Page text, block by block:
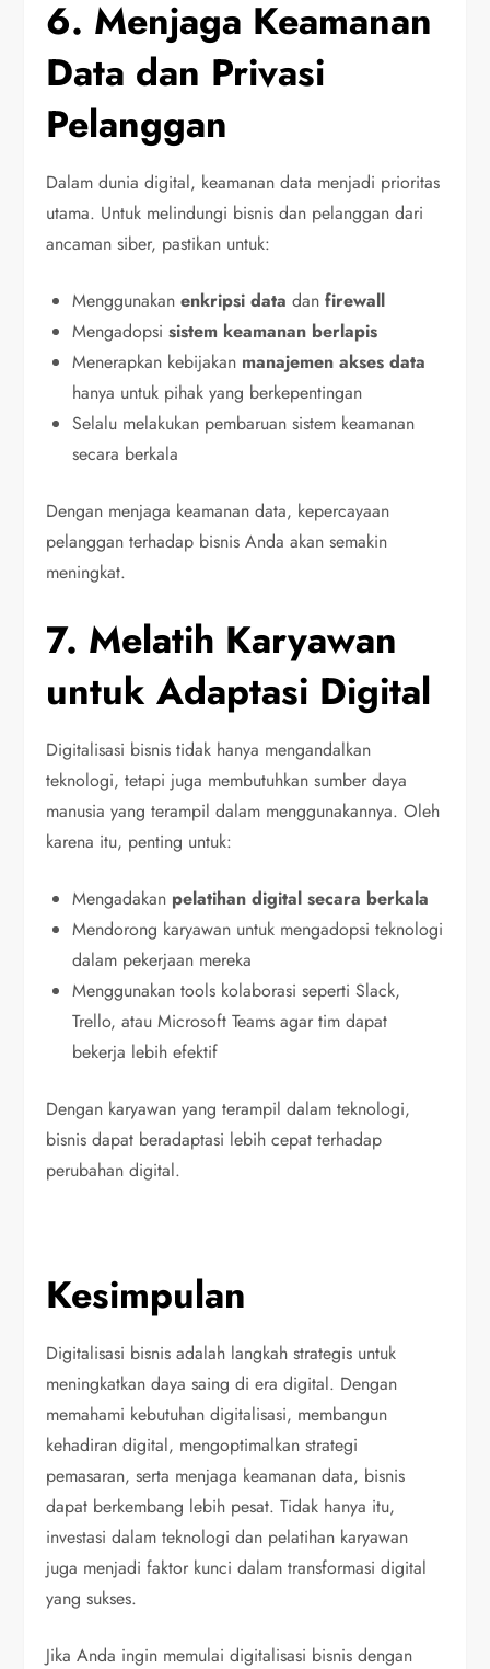
6. Menjaga Keamanan
Data dan Privasi
Pelanggan
Dalam dunia digital, keamanan data menjadi prioritas
utama. Untuk melindungi bisnis dan pelanggan dari
ancaman siber, pastikan untuk:
Menggunakanenkripsi data danfirewall
Mengadopsisistem keamanan berlapis
Menerapkan kebijakan manajemen akses data
hanya untuk pihak yang berkepentingan
Selalu melakukan pembaruan sistem keamanan
secara berkala
Dengan menjaga keamanan data, kepercayaan
pelanggan terhadap bisnis Anda akan semakin
meningkat.
7. Melatih Karyawan
untuk Adaptasi Digital
Digitalisasi bisnis tidak hanya mengandalkan
teknologi, tetapi juga membutuhkan sumber daya
manusia yang terampil dalam menggunakannya. Oleh
karena itu, penting untuk:
Mengadakan pelatihan digital secara berkala
Mendorong karyawan untuk mengadopsi teknologi
dalam pekerjaan mereka
Menggunakan tools kolaborasi seperti Slack,
Trello, atau Microsoft Teams agar tim dapat
bekerja lebih efektif
Dengan karyawan yang terampil dalam teknologi,
bisnis dapat beradaptasi lebih cepat terhadap
perubahan digital.
Kesimpulan
Digitalisasi bisnis adalah langkah strategis untuk
meningkatkan daya saing di era digital. Dengan
memahami kebutuhan digitalisasi, membangun
kehadiran digital, mengoptimalkan strategi
pemasaran, serta menjaga keamanan data, bisnis
dapat berkembang lebih pesat. Tidak hanya itu,
investasi dalam teknologi dan pelatihan karyawan
juga menjadi faktor kunci dalam transformasi digital
yang sukses.
Jika Anda ingin memulai digitalisasi bisnis dengan